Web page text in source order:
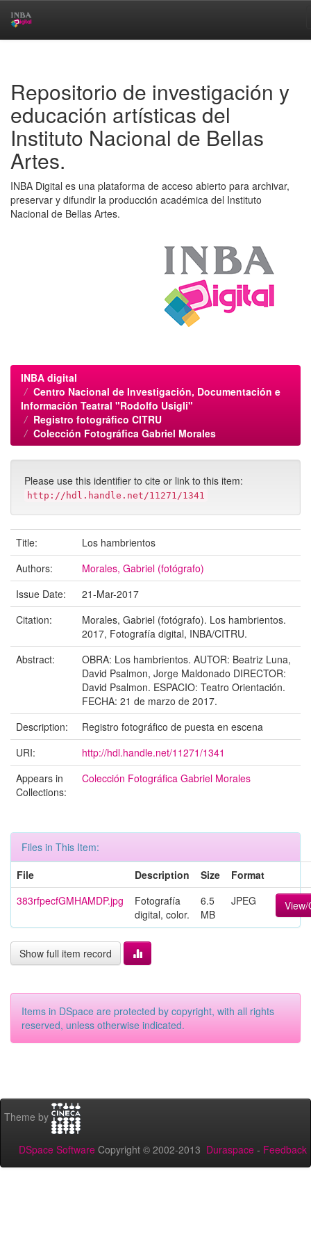
Repositorio de investigación y
educación artísticas del
Instituto Nacional de Bellas
Artes.
INBA Digital es una plataforma de acceso abierto para archivar,
preservar y difundir la producción académica del Instituto
Nacional de Bellas Artes.
INBA digital
Centro Nacional de Investigación, Documentación e
Información Teatral "Rodolfo Usigli"
Registro fotográfico CITRU
Colección Fotográfica Gabriel Morales
Please use this identifier to cite or link to this item:
http://hdl.handle.net/11271/1341
Title:
Los hambrientos
Authors:
Morales, Gabriel (fotógrafo)
Issue Date:
21-Mar-2017
Citation:
Morales, Gabriel (fotógrafo). Los hambrientos.
2017, Fotografía digital, INBA/CITRU.
Abstract:
OBRA: Los hambrientos. AUTOR: Beatriz Luna,
David Psalmon, Jorge Maldonado DIRECTOR:
David Psalmon. ESPACIO: Teatro Orientación.
FECHA: 21 de marzo de 2017.
Description:
Registro fotográfico de puesta en escena
URI:
http://hdl.handle.net/11271/1341
Appears in
Collections:
Colección Fotográfica Gabriel Morales
Files in This Item:
File
Description Size
Format
383rfpecfGMHAMDP.jpg
Fotografía
digital, color.
6.5
MB
JPEG
Show full item record
Items in DSpace are protected by copyright, with all rights
reserved, unless otherwise indicated.
Theme by
DSpace Software Copyright © 2002-2013 Duraspace - Feedback